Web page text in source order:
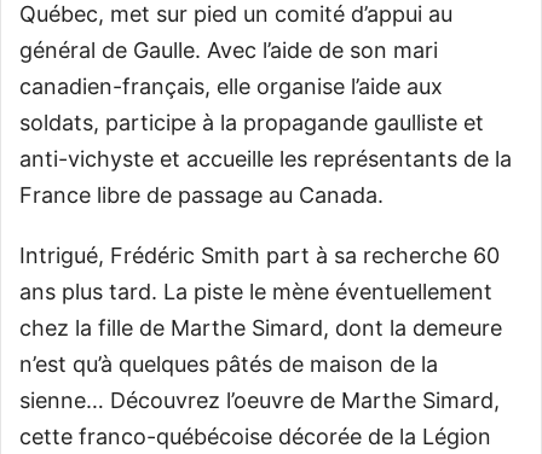
Québec, met sur pied un comité d’appui au
général de Gaulle. Avec l’aide de son mari
canadien-français, elle organise l’aide aux
soldats, participe à la propagande gaulliste et
anti-vichyste et accueille les représentants de la
France libre de passage au Canada.
Intrigué, Frédéric Smith part à sa recherche 60
ans plus tard. La piste le mène éventuellement
chez la fille de Marthe Simard, dont la demeure
n’est qu’à quelques pâtés de maison de la
sienne… Découvrez l’oeuvre de Marthe Simard,
cette franco-québécoise décorée de la Légion